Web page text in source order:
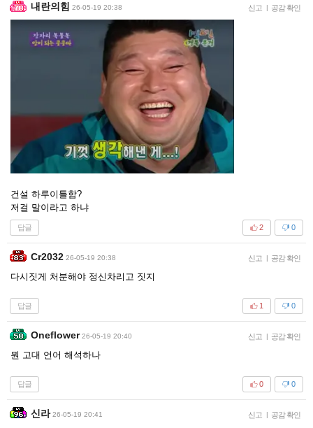
내란의힘 26-05-19 20:38 신고 | 공감 확인
건설 하루이틀함?
저걸 말이라고 하냐
답글 0
2
Cr2032 26-05-19 20:38 신고 | 공감 확인
다시짓게 처분해야 정신차리고 짓지
답글 0
1
Oneflower 26-05-19 20:40 신고 | 공감 확인
뭔 고대 언어 해석하나
답글 0
0
신라 26-05-19 20:41 신고 | 공감 확인